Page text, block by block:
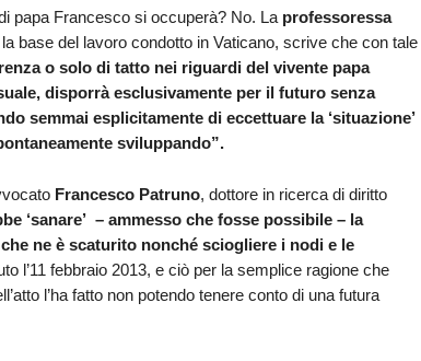
papa Francesco si occuperà? No. La professoressa
base del lavoro condotto in Vaticano, scrive che con tale
o solo di tatto nei riguardi del vivente papa
disporrà esclusivamente per il futuro senza
semmai esplicitamente di eccettuare la ‘situazione’
sviluppando”.
Francesco Patruno, dottore in ricerca di diritto
‘sanare’ – ammesso che fosse possibile – la
ne è scaturito nonché sciogliere i nodi e le
l’11 febbraio 2013, e ciò per la semplice ragione che
l’ha fatto non potendo tenere conto di una futura